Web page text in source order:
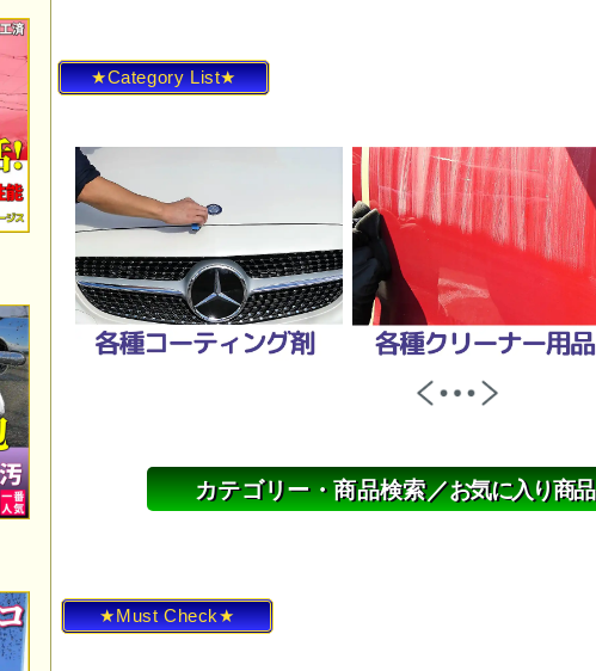
★Category List★
カテゴリー・商品検索／お気に入り商品
★Must Check★